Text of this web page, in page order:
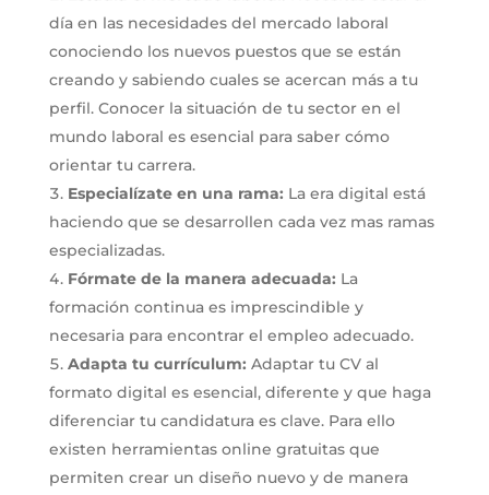
día en las necesidades del mercado laboral
conociendo los nuevos puestos que se están
creando y sabiendo cuales se acercan más a tu
perfil. Conocer la situación de tu sector en el
mundo laboral es esencial para saber cómo
orientar tu carrera.
Especialízate en una rama: La era digital está
haciendo que se desarrollen cada vez mas ramas
especializadas.
Fórmate de la manera adecuada: La
formación continua es imprescindible y
necesaria para encontrar el empleo adecuado.
Adapta tu currículum: Adaptar tu CV al
formato digital es esencial, diferente y que haga
diferenciar tu candidatura es clave. Para ello
existen herramientas online gratuitas que
permiten crear un diseño nuevo y de manera